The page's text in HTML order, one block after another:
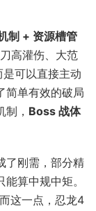
制 + 资源槽管
高灌伤、大范
是可以直接主动
简单有效的破局
， Boss 战体
了刚需，部分精
算中规中矩。
这一点，忍龙4